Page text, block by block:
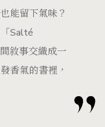
能留下氣味？
Salté
敘事交織成一
香氣的書裡，